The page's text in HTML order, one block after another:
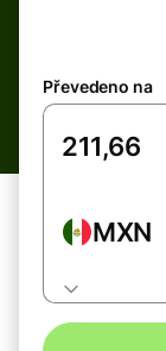
Převedeno na
MXN